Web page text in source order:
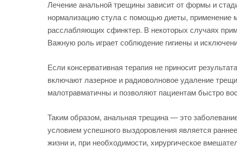
Лечение анальной трещины зависит от формы и
нормализацию стула с помощью диеты, применение
расслабляющих сфинктер. В некоторых случаях
Важную роль играет соблюдение гигиены и
Если консервативная терапия не приносит
включают лазерное и радиоволновое удаление
малотравматичны и позволяют пациентам быстро
Таким образом, анальная трещина — это
условием успешного выздоровления является
жизни и, при необходимости, хирургическое